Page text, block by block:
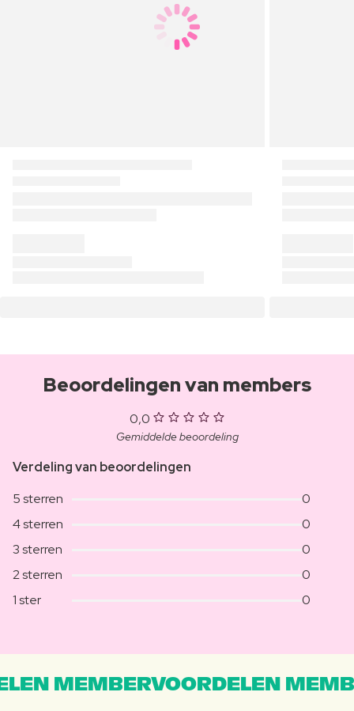
Beoordelingen van members
0,0
Gemiddelde beoordeling
Verdeling van beoordelingen
5 sterren
0
4 sterren
0
3 sterren
0
2 sterren
0
1 ster
0
MEMBERVOORDELEN